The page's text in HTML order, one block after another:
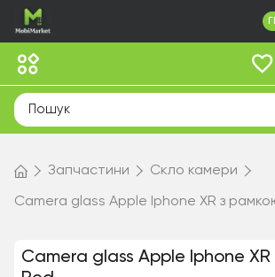
Запчастини Скло камери
Camera glass Apple Iphone XR з
Camera glass Apple Iphone